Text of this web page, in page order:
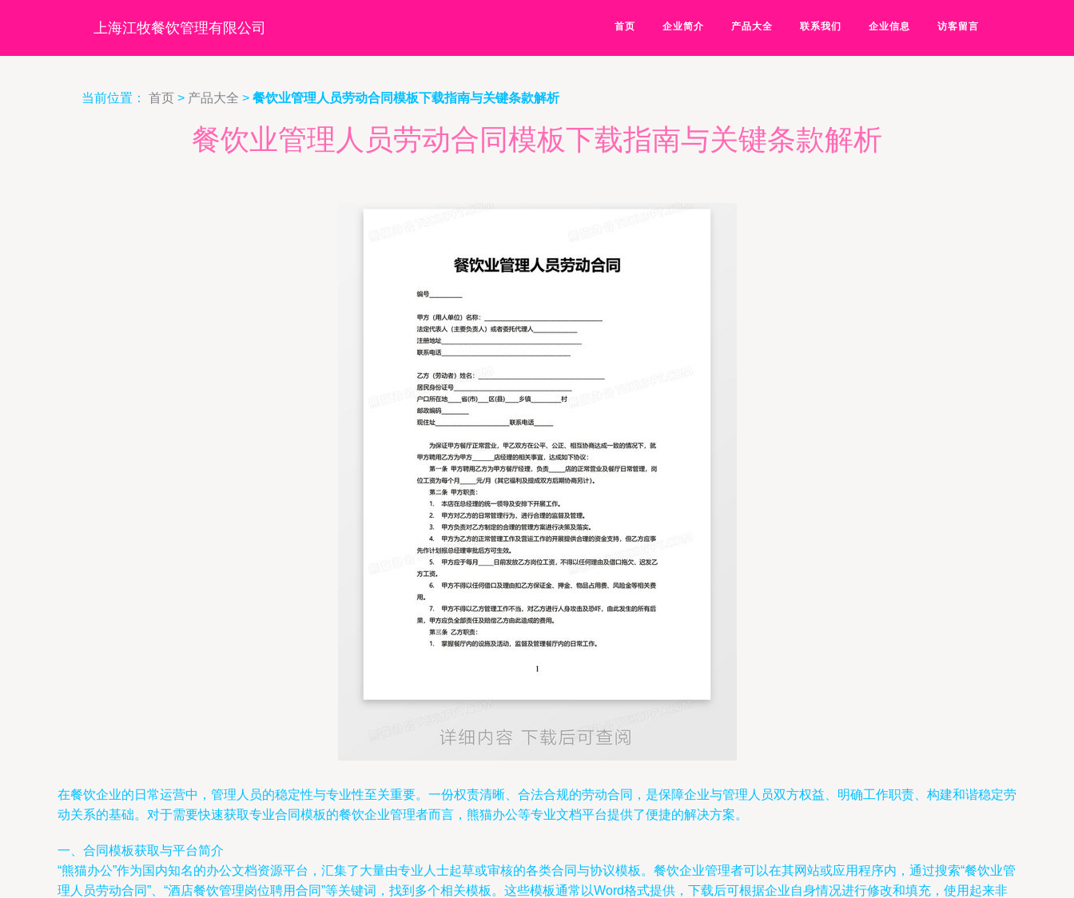
上海江牧餐饮管理有限公司 首页 企业简介 产品大全 联系我们 企业信息 访客留言
当前位置： 首页 > 产品大全 > 餐饮业管理人员劳动合同模板下载指南与关键条款解析
餐饮业管理人员劳动合同模板下载指南与关键条款解析
在餐饮企业的日常运营中，管理人员的稳定性与专业性至关重要。一份权责清晰、合法合规的劳动合同，是保障企业与管理人员双方权益、明确工作职责、构建和谐稳定劳
动关系的基础。对于需要快速获取专业合同模板的餐饮企业管理者而言，熊猫办公等专业文档平台提供了便捷的解决方案。
一、合同模板获取与平台简介
“熊猫办公”作为国内知名的办公文档资源平台，汇集了大量由专业人士起草或审核的各类合同与协议模板。餐饮企业管理者可以在其网站或应用程序内，通过搜索“餐饮业管
理人员劳动合同”、“酒店餐饮管理岗位聘用合同”等关键词，找到多个相关模板。这些模板通常以Word格式提供，下载后可根据企业自身情况进行修改和填充，使用起来非